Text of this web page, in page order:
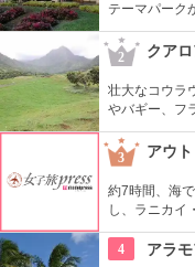
テーマパーク
た迷路やパイ
めるアトラク
2 クア
壮大なコウラ
やバギー、フ
います。名物
ック・パーク
あります。
3 アウ
約7時間、海
し、ラニカイ
ー！スカヌー
きます。日
4 アラ